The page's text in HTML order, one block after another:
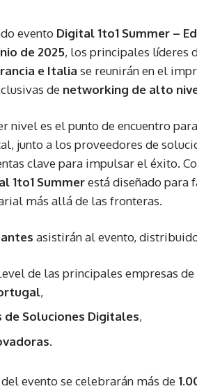
evento Digital 1to1 Summer –
de 2025, los principales líderes
e Italia se reunirán en el
de networking de alto
nivel es el punto de encuentro
junto a los proveedores de
clave para impulsar el éxito.
1to1 Summerestá diseñado para
más allá de las fronteras.
asistirán al evento,
de las principales empresas de
,
de Soluciones Digitales,
.
evento se celebrarán más de